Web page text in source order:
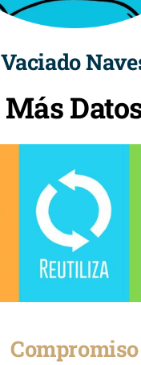
Vaciado
Más
Compromiso